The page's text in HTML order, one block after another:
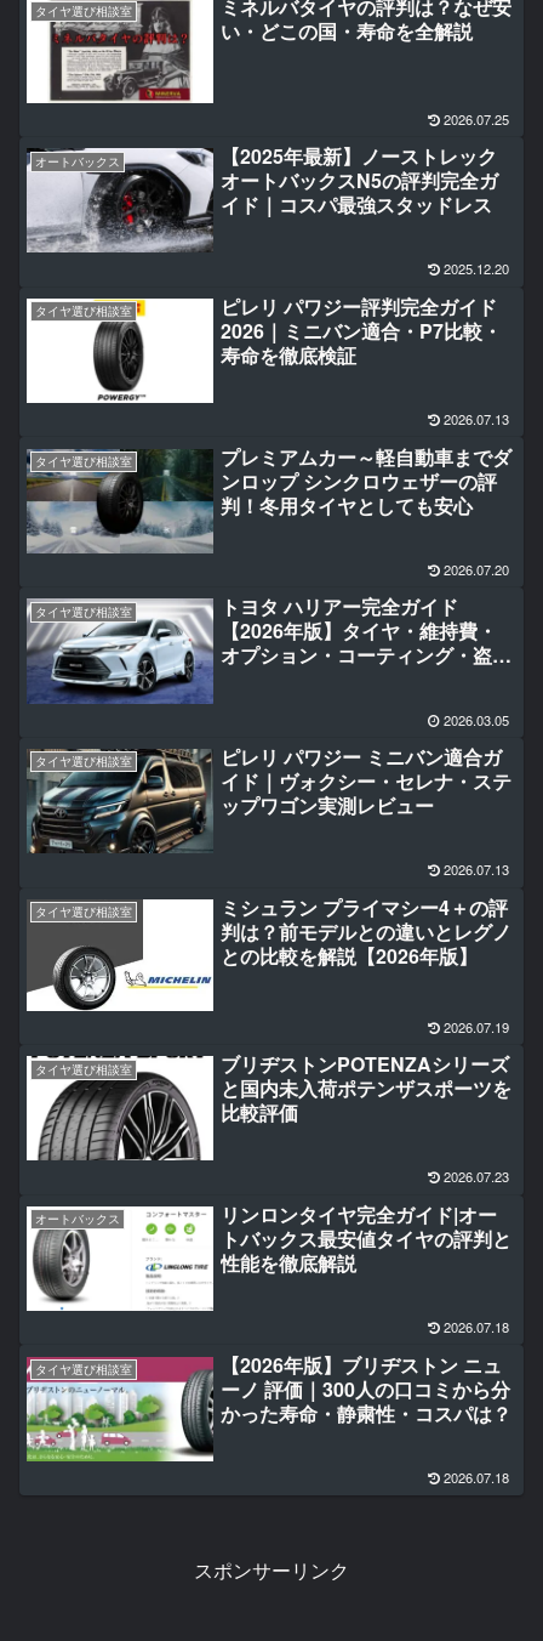
タイヤ選び相談室
ミネルバタイヤの評判は？なぜ安
い・どこの国・寿命を全解説
2026.07.25
オートバックス
【2025年最新】ノーストレック
オートバックスN5の評判完全ガ
イド｜コスパ最強スタッドレス
2025.12.20
タイヤ選び相談室
ピレリ パワジー評判完全ガイド
2026｜ミニバン適合・P7比較・
寿命を徹底検証
2026.07.13
タイヤ選び相談室
プレミアムカー～軽自動車までダ
ンロップ シンクロウェザーの評
判！冬用タイヤとしても安心
2026.07.20
タイヤ選び相談室
トヨタ ハリアー完全ガイド
【2026年版】タイヤ・維持費・
オプション・コーティング・盗難
2026.03.05
タイヤ選び相談室
ピレリ パワジー ミニバン適合ガ
イド｜ヴォクシー・セレナ・ステ
ップワゴン実測レビュー
2026.07.13
タイヤ選び相談室
ミシュラン プライマシー4＋の評
判は？前モデルとの違いとレグノ
との比較を解説【2026年版】
2026.07.19
タイヤ選び相談室
ブリヂストンPOTENZAシリーズ
と国内未入荷ポテンザスポーツを
比較評価
2026.07.23
オートバックス
リンロンタイヤ完全ガイド|オー
トバックス最安値タイヤの評判と
性能を徹底解説
2026.07.18
タイヤ選び相談室
【2026年版】ブリヂストン ニュ
ーノ 評価｜300人の口コミから分
かった寿命・静粛性・コスパは？
2026.07.18
スポンサーリンク